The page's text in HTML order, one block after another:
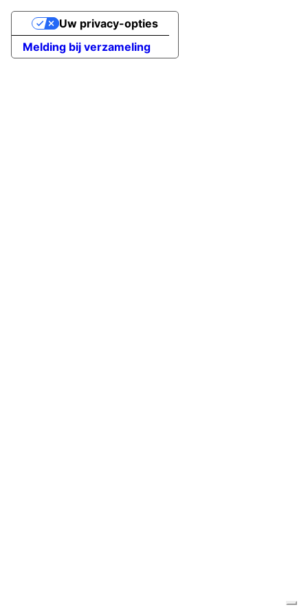
Melding bij verzameling
Uw privacy-opties